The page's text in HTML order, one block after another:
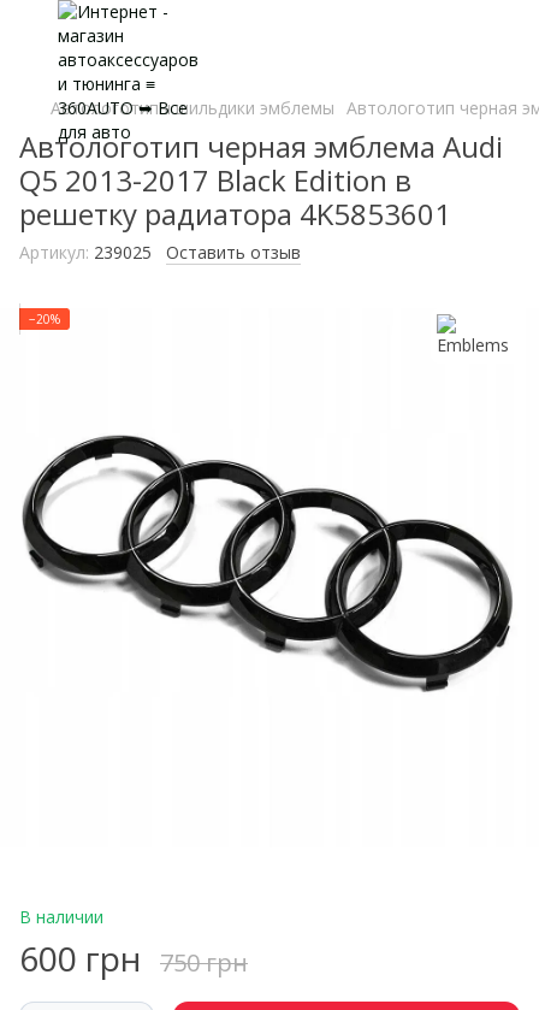
Автологотипы шильдики эмблемы Автологотип черная
Автологотип черная эмблема Audi
Q5 2013-2017 Black Edition в
решетку радиатора 4K5853601
Артикул: 239025 Оставить отзыв
−20%
В наличии
600 грн 750 грн